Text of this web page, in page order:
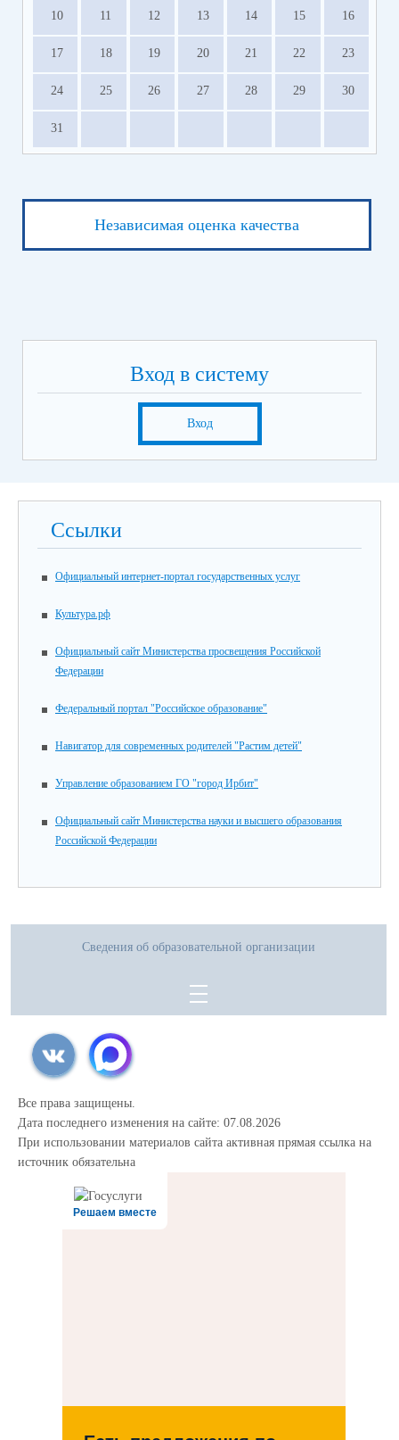
10 11 12 13 14 15 16
17 18 19 20 21 22 23
24 25 26 27 28 29 30
31
Независимая оценка качества
Вход в систему
Вход
Ссылки
Официальный интернет-портал государственных услуг
Культура.рф
Официальный сайт Министерства просвещения Российской
Федерации
Федеральный портал "Российское образование"
Навигатор для современных родителей "Растим детей"
Управление образованием ГО "город Ирбит"
Официальный сайт Министерства науки и высшего образования
Российской Федерации
Сведения об образовательной организации
Все права защищены.
Дата последнего изменения на сайте: 07.08.2026
При использовании материалов сайта активная прямая ссылка на
источник обязательна
Решаем вместе